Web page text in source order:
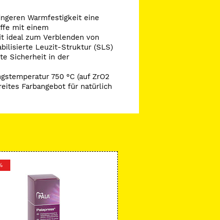
Warmfestigkeit eine
mit einem
ideal zum Verblenden von
Leuzit-Struktur (SLS)
Sicherheit in der
750 °C (auf ZrO2
Farbangebot für natürlich